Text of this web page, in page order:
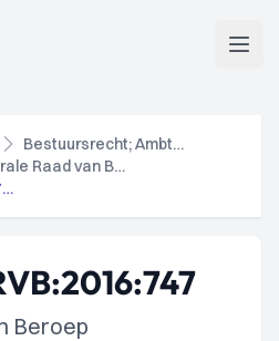
Bestuursrecht; Ambtenarenrecht
Centrale Raad van Beroep
ECLI:NL:CRVB:2016:747
Beroep